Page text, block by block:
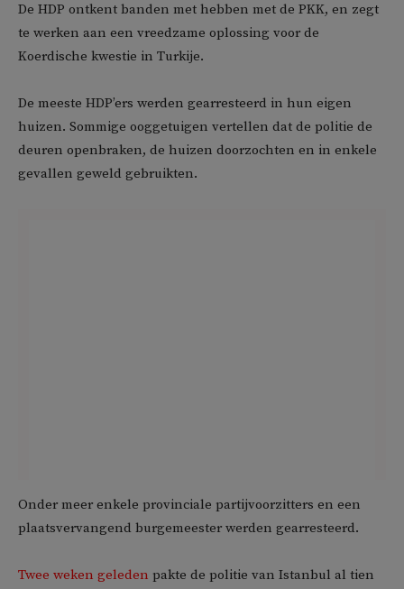
De HDP ontkent banden met hebben met de PKK, en zegt
te werken aan een vreedzame oplossing voor de
Koerdische kwestie in Turkije.
De meeste HDP’ers werden gearresteerd in hun eigen
huizen. Sommige ooggetuigen vertellen dat de politie de
deuren openbraken, de huizen doorzochten en in enkele
gevallen geweld gebruikten.
Onder meer enkele provinciale partijvoorzitters en een
plaatsvervangend burgemeester werden gearresteerd.
Twee weken geleden pakte de politie van Istanbul al tien